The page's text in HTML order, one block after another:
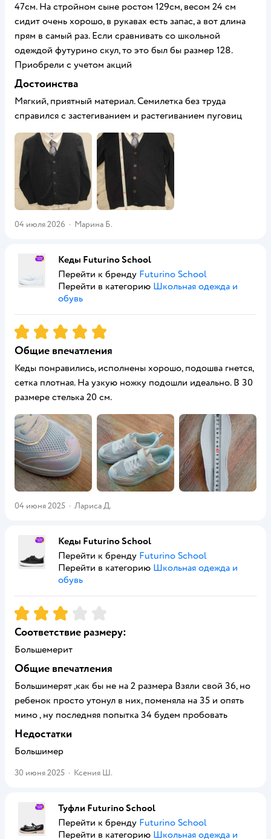
47см. На стройном сыне ростом 129см, весом 24 см
сидит очень хорошо, в рукавах есть запас, а вот длина
прям в самый раз. Если сравнивать со школьной
одеждой футурино скул, то это был бы размер 128.
Приобрели с учетом акций
Достоинства
Мягкий, приятный материал. Семилетка без труда
справился с застегиванием и растегиванием пуговиц
04 июля 2026 · Марина Б.
Кеды Futurino School
Перейти к бренду Futurino School
Перейти в категорию Школьная одежда и
обувь
Рейтинг:5
Общие впечатления
Кеды понравились, исполнены хорошо, подошва гнется,
сетка плотная. На узкую ножку подошли идеально. В 30
размере стелька 20 см.
04 июня 2025 · Лариса Д.
Кеды Futurino School
Перейти к бренду Futurino School
Перейти в категорию Школьная одежда и
обувь
Рейтинг:3
Соответствие размеру:
Большемерит
Общие впечатления
Большимерят ,как бы не на 2 размера Взяли свой 36, но
ребенок просто утонул в них, поменяла на 35 и опять
мимо , ну последняя попытка 34 будем пробовать
Недостатки
Большимер
30 июня 2025 · Ксения Ш.
Туфли Futurino School
Перейти к бренду Futurino School
Перейти в категорию Школьная одежда и